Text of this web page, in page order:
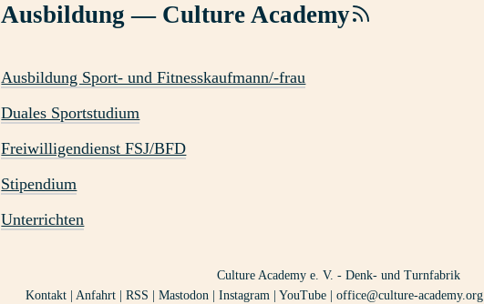
Ausbildung — Culture Academy
Ausbildung Sport- und Fitnesskaufmann/-frau
Duales Sportstudium
Freiwilligendienst FSJ/BFD
Stipendium
Unterrichten
Culture Academy e. V. - Denk- und Turnfabrik
Kontakt
Anfahrt RSS Mastodon Instagram YouTube office@culture-academy.org